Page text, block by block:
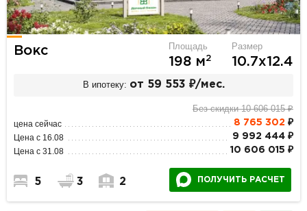
Вокс Площадь
198 м2
Размер
10.7х12.4
В ипотеку: от 59 553 ₽/мес.
Без скидки 10 606 015 ₽
цена сейчас 8 765 302 ₽
Цена с 16.08 9 992 444 ₽
Цена с 31.08 10 606 015 ₽
5 3 2 ПОЛУЧИТЬ РАСЧЕТ